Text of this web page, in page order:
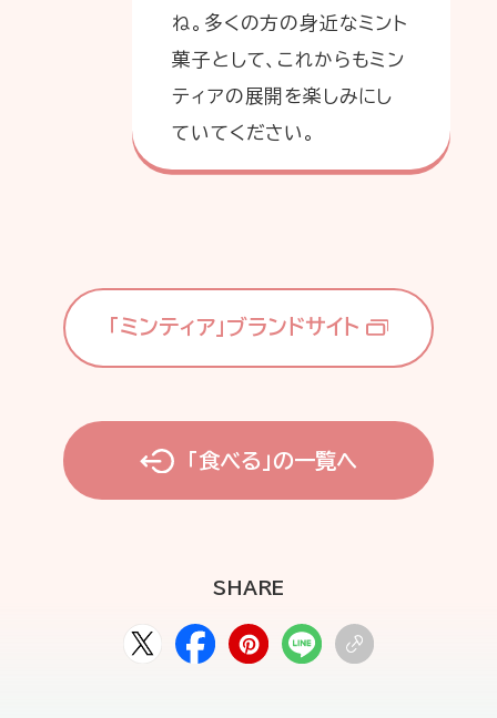
ね。多くの方の身近なミント
菓子として、これからもミン
ティアの展開を楽しみにし
ていてください。
「ミンティア」ブランドサイト
「食べる」の一覧へ
SHARE